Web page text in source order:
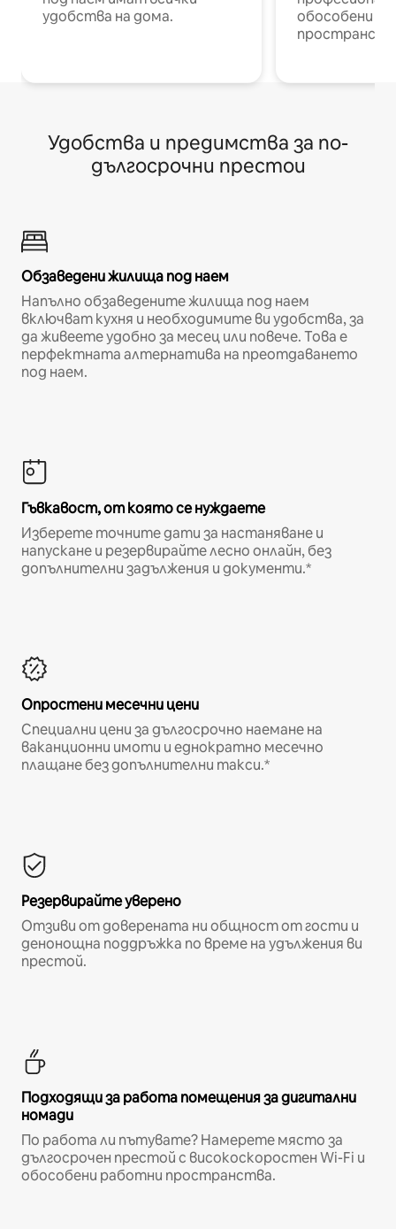
удобства на дома.
обособени
Удобства и предимства за по-
дългосрочни престои
Обзаведени жилища под наем
Напълно обзаведените жилища под наем
включват кухня и необходимите ви удобства, за
да живеете удобно за месец или повече. Това е
перфектната алтернатива на преотдаването
под наем.
Гъвкавост, от която се нуждаете
Изберете точните дати за настаняване и
напускане и резервирайте лесно онлайн, без
допълнителни задължения и документи.*
Опростени месечни цени
Специални цени за дългосрочно наемане на
ваканционни имоти и еднократно месечно
плащане без допълнителни такси.*
Резервирайте уверено
Отзиви от доверената ни общност от гости и
денонощна поддръжка по време на удължения ви
престой.
Подходящи за работа помещения за дигитални
номади
По работа ли пътувате? Намерете място за
дългосрочен престой с високоскоростен Wi-Fi и
обособени работни пространства.